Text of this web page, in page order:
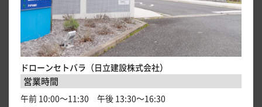
ドローンセトバラ（日立建設株式会社）
営業時間
午前 10:00～11:30 午後 13:30～16:30